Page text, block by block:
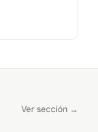
Ver sección →